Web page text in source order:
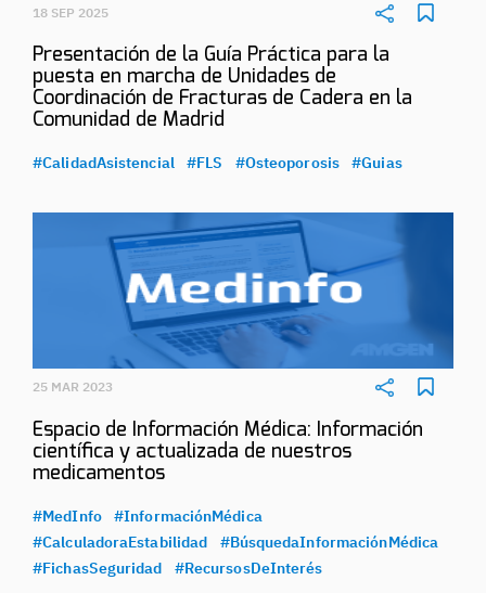
18 SEP 2025
Presentación de la Guía Práctica para la
puesta en marcha de Unidades de
Coordinación de Fracturas de Cadera en la
Comunidad de Madrid
#CalidadAsistencial #FLS #Osteoporosis #Guias
25 MAR 2023
Espacio de Información Médica: Información
científica y actualizada de nuestros
medicamentos
#MedInfo
#InformaciónMédica
#CalculadoraEstabilidad
#BúsquedaInformaciónMédica
#FichasSeguridad
#RecursosDeInterés